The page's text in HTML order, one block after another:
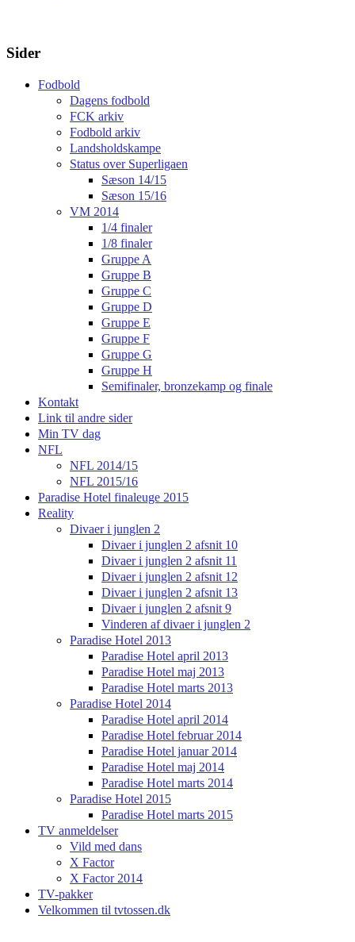
Sider
Fodbold
Dagens fodbold
FCK arkiv
Fodbold arkiv
Landsholdskampe
Status over Superligaen
Sæson 14/15
Sæson 15/16
VM 2014
1/4 finaler
1/8 finaler
Gruppe A
Gruppe B
Gruppe C
Gruppe D
Gruppe E
Gruppe F
Gruppe G
Gruppe H
Semifinaler, bronzekamp og finale
Kontakt
Link til andre sider
Min TV dag
NFL
NFL 2014/15
NFL 2015/16
Paradise Hotel finaleuge 2015
Reality
Divaer i junglen 2
Divaer i junglen 2 afsnit 10
Divaer i junglen 2 afsnit 11
Divaer i junglen 2 afsnit 12
Divaer i junglen 2 afsnit 13
Divaer i junglen 2 afsnit 9
Vinderen af divaer i junglen 2
Paradise Hotel 2013
Paradise Hotel april 2013
Paradise Hotel maj 2013
Paradise Hotel marts 2013
Paradise Hotel 2014
Paradise Hotel april 2014
Paradise Hotel februar 2014
Paradise Hotel januar 2014
Paradise Hotel maj 2014
Paradise Hotel marts 2014
Paradise Hotel 2015
Paradise Hotel marts 2015
TV anmeldelser
Vild med dans
X Factor
X Factor 2014
TV-pakker
Velkommen til tvtossen.dk